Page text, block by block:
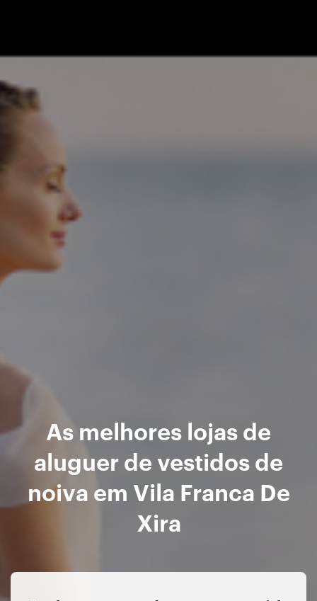
As melhores lojas de
aluguer de vestidos de
noiva em Vila Franca De
Xira